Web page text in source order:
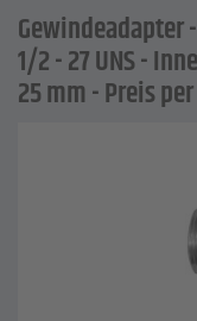
1/2 - 27 UNS -
25 mm - Preis